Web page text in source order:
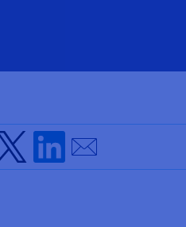
Facebook
on Twitter
Share on Linkedin
Send by email